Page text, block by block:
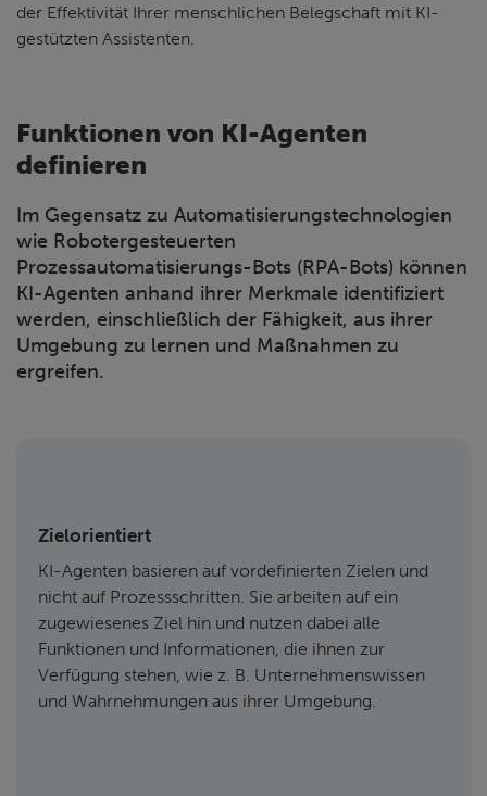
der Effektivität Ihrer menschlichen Belegschaft mit KI-
gestützten Assistenten.
Funktionen von KI-Agenten
definieren
Im Gegensatz zu Automatisierungstechnologien
wie Robotergesteuerten
Prozessautomatisierungs-Bots (RPA-Bots) können
KI-Agenten anhand ihrer Merkmale identifiziert
werden, einschließlich der Fähigkeit, aus ihrer
Umgebung zu lernen und Maßnahmen zu
ergreifen.
Zielorientiert
KI-Agenten basieren auf vordefinierten Zielen und
nicht auf Prozessschritten. Sie arbeiten auf ein
zugewiesenes Ziel hin und nutzen dabei alle
Funktionen und Informationen, die ihnen zur
Verfügung stehen, wie z. B. Unternehmenswissen
und Wahrnehmungen aus ihrer Umgebung.